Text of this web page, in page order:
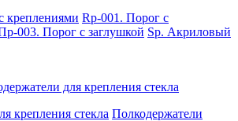
креплениями Rp-001. Порог с
003. Порог с заглушкой Sp. Акриловый
для крепления стекла
крепления стекла Полкодержатели